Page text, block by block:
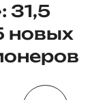
31,5
новых